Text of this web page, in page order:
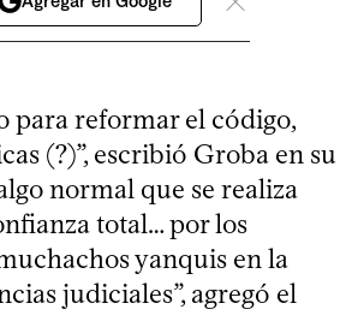
para reformar el código,
(?)”, escribió Groba en su
normal que se realiza
total… por los
yanquis en la
judiciales”, agregó el